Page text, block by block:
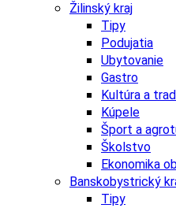
Žilinský kraj
Tipy
Podujatia
Ubytovanie
Gastro
Kultúra a
Kúpele
Šport a
Školstvo
Ekonomika
Banskobystrický
Tipy